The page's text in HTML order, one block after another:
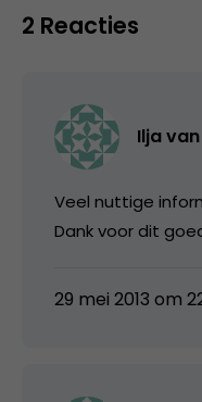
2 Reacties
Ilja
Veel nuttige
Dank voor dit
29 mei 2013 om